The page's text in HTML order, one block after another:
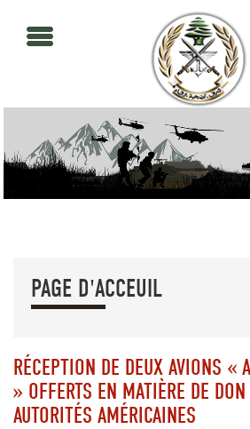
PAGE D'ACCEUIL
RÉCEPTION DE DEUX AVIONS «
» OFFERTS EN MATIÈRE DE
AUTORITÉS AMÉRICAINES